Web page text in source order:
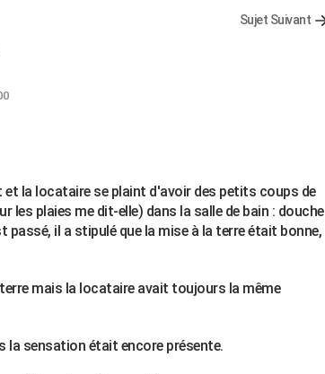
Sujet Suivant
la locataire se plaint d'avoir des petits coups de
plaies me dit-elle) dans la salle de bain : douche
passé, il a stipulé que la mise à la terre était bonne,
mais la locataire avait toujours la même
la sensation était encore présente.